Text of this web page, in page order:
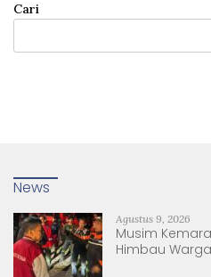
Cari
News
Agustus 9, 2026
Musim
Himbau